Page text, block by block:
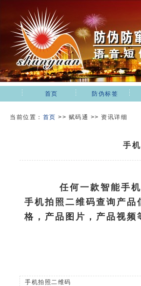
首页 防伪标签
当前位置： 首页 >> 赋码通 >> 资讯详细
手
任何一款智能手
手机拍照二维码查询产
格，产品图片，产品视频
手机拍照二维码